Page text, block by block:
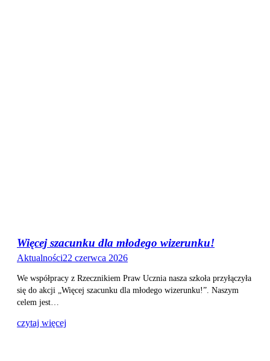
Więcej szacunku dla młodego wizerunku!
Aktualności22 czerwca 2026
We współpracy z Rzecznikiem Praw Ucznia nasza szkoła przyłączyła
się do akcji „Więcej szacunku dla młodego wizerunku!”. Naszym
celem jest…
czytaj więcej